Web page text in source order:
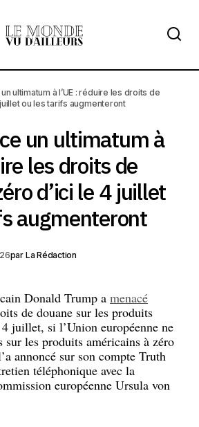
le 4 juillet ou les tarifs augmenteront
ultimatum à l’UE : réduire les droits de
ou les tarifs augmenteront
un ultimatum à
les droits de
d’ici le 4 juillet
augmenteront
par La Rédaction
Donald Trump a menacé
de douane sur les produits
juillet, si l’Union européenne ne
sur les produits américains à zéro
annoncé sur son compte Truth
téléphonique avec la
européenne Ursula von